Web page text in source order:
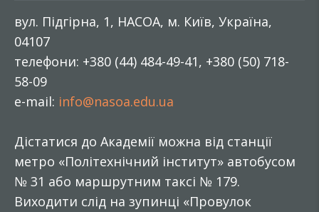
вул. Підгірна, 1, НАСОА, м. Київ, Україна,
04107
телефони: +380 (44) 484-49-41, +380 (50) 718-
58-09
e-mail: info@nasoa.edu.ua
Дістатися до Академії можна від станції
метро «Політехнічний інститут» автобусом
№ 31 або маршрутним таксі № 179.
Виходити слід на зупинці «Провулок